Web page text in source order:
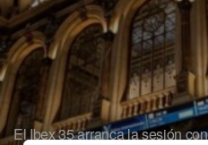
El Ibex 35 arranca la sesión